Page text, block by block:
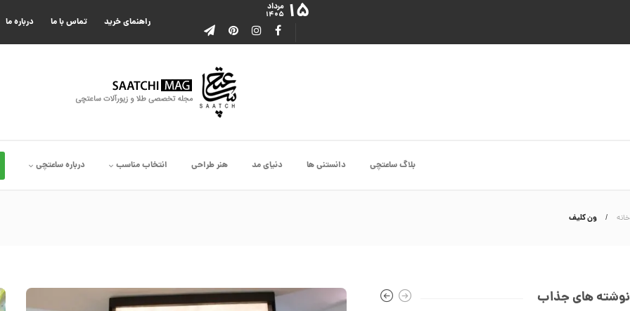
۱۵ مرداد
۱۴۰۵
درباره ما تماس با ما راهنمای خرید
بلاگ ساعتچی دانستنی ها دنیای مد هنر طراحی انتخاب مناسب درباره ساعتچی
خانه ون کلیف
نوشته های جذاب